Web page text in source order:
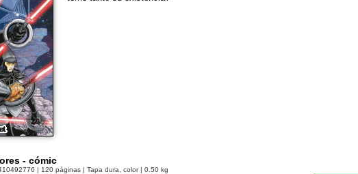
- cómic
| 120 páginas | Tapa dura, color | 0.50 kg